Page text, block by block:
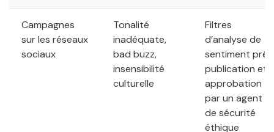
Campagnes
sur les réseaux
sociaux
Tonalité
inadéquate,
bad buzz,
insensibilité
culturelle
Filtres
d’analyse de
sentiment pré-
publication et
approbation
par un agent
de sécurité
éthique